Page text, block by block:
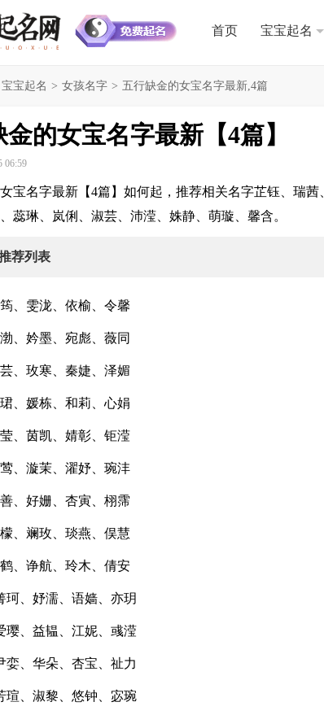
首页 宝宝起名
宝宝起名 > 女孩名字 > 五行缺金的女宝名字最新,4篇
的女宝名字最新【4篇】
06:59
宝名字最新【4篇】如何起，推荐相关名字芷钰、瑞茜
蕊琳、岚俐、淑芸、沛滢、姝静、萌璇、馨含。
荐列表
、雯泷、依榆、令馨
、妗墨、宛彪、薇同
、玫寒、秦婕、泽媚
、媛栋、和莉、心娟
、茵凯、婧彰、钜滢
、漩茉、濯妤、琬沣
、好姗、杏寅、栩霈
、斓玫、琰燕、俣慧
、诤航、玲木、倩安
珂、妤濡、语嫱、亦玥
璎、益韫、江妮、彧滢
娈、华朵、杏宝、祉力
瑄、淑黎、悠钟、宓琬